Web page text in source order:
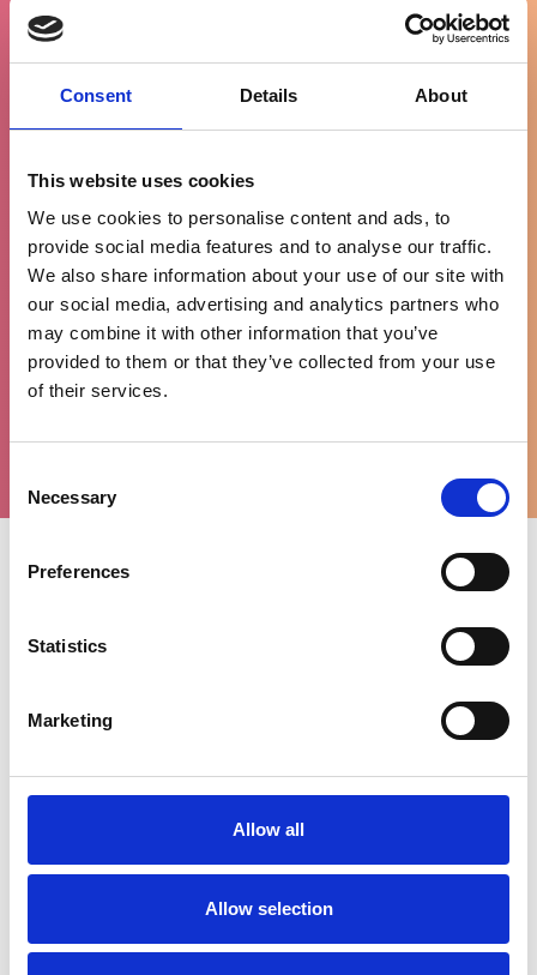
Consent Details About
This website uses cookies
We use cookies to personalise content and ads, to
provide social media features and to analyse our traffic.
We also share information about your use of our site with
our social media, advertising and analytics partners who
may combine it with other information that you’ve
provided to them or that they’ve collected from your use
of their services.
Selection
Necessary
Preferences
Statistics
Marketing
Allow all
Allow selection
vanaf €100
90% tevreden
klanten
Uitgelichte categorieën